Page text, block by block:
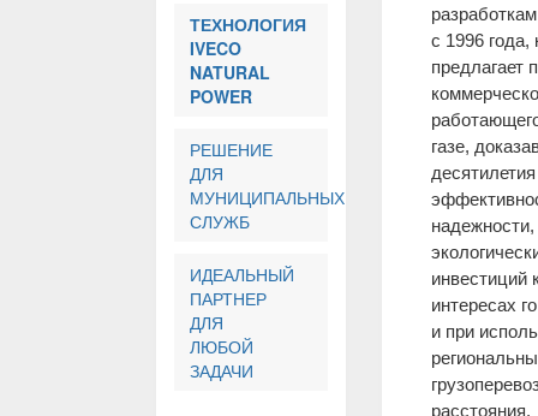
ТЕХНОЛОГИЯ
IVECO
NATURAL
POWER
РЕШЕНИЕ
ДЛЯ
МУНИЦИПАЛЬНЫХ
СЛУЖБ
ИДЕАЛЬНЫЙ
ПАРТНЕР
ДЛЯ
ЛЮБОЙ
ЗАДАЧИ
с 1996 года,
предлагает
газе,
инвестиций
интересах
и при
расстояния.